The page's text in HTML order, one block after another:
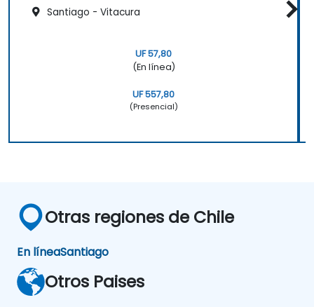
Santiago - Vitacura
UF 57,80
(En línea)
UF 557,80
(Presencial)
Otras regiones de Chile
En líneaSantiago
Otros Paises